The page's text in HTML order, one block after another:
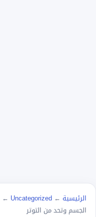
الرئيسية ←
Uncategorized
←
الجسم وتحد من التوتر